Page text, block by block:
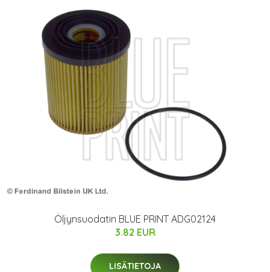
Öljynsuodatin BLUE PRINT ADG02124
3.82 EUR
LISÄTIETOJA